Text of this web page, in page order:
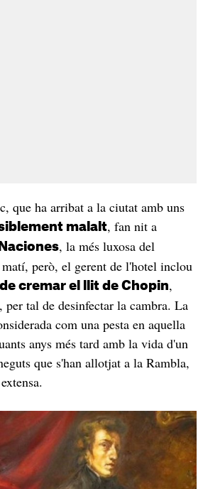
que ha arribat a la ciutat amb uns
malalt, fan nit a
, la més luxosa del
però, el gerent de l'hotel inclou
cremar el llit de Chopin,
tal de desinfectar la cambra. La
com una pesta en aquella
anys més tard amb la vida d'un
que s'han allotjat a la Rambla,